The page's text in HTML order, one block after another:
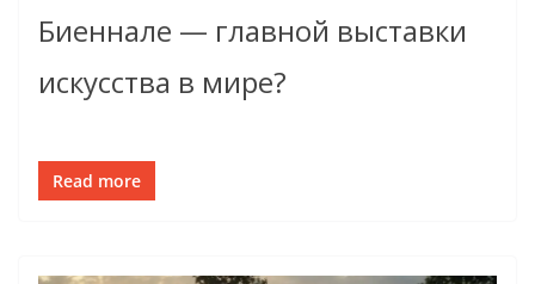
Биеннале — главной выставки
искусства в мире?
Read more